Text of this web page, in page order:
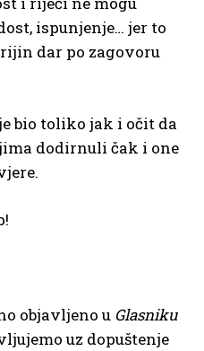
ispunjenje… jer to
dar po zagovoru
bio toliko jak i očit da
dodirnuli čak i one
objavljeno u Glasniku
uz dopuštenje